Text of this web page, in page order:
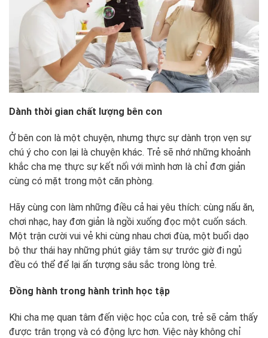
Dành thời gian chất lượng bên con
Ở bên con là một chuyện, nhưng thực sự dành trọn vẹn sự
chú ý cho con lại là chuyện khác. Trẻ sẽ nhớ những khoảnh
khắc cha mẹ thực sự kết nối với mình hơn là chỉ đơn giản
cùng có mặt trong một căn phòng.
Hãy cùng con làm những điều cả hai yêu thích: cùng nấu ăn,
chơi nhạc, hay đơn giản là ngồi xuống đọc một cuốn sách.
Một trận cười vui vẻ khi cùng nhau chơi đùa, một buổi dạo
bộ thư thái hay những phút giây tâm sự trước giờ đi ngủ
đều có thể để lại ấn tượng sâu sắc trong lòng trẻ.
Đồng hành trong hành trình học tập
Khi cha mẹ quan tâm đến việc học của con, trẻ sẽ cảm thấy
được trân trọng và có động lực hơn. Việc này không chỉ